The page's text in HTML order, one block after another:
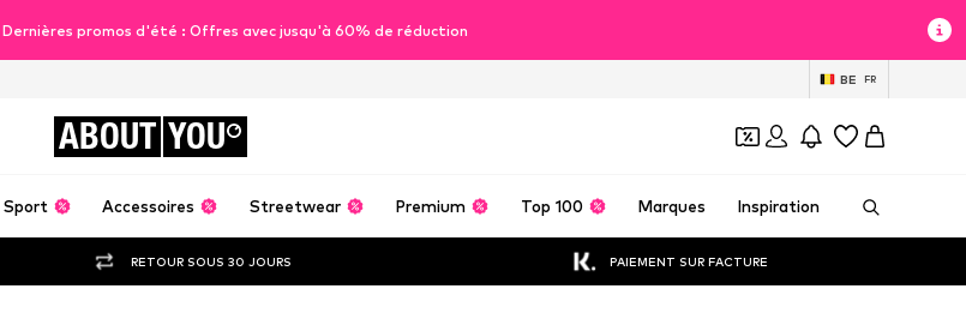
Dernières promos d'été : Offres avec jusqu'à 60% de réduction
BE FR
ABOUT YOU
Sport Accessoires Streetwear Premium Top 100 Marques Inspiration
RETOUR SOUS 30 JOURS PAIEMENT SUR FACTURE